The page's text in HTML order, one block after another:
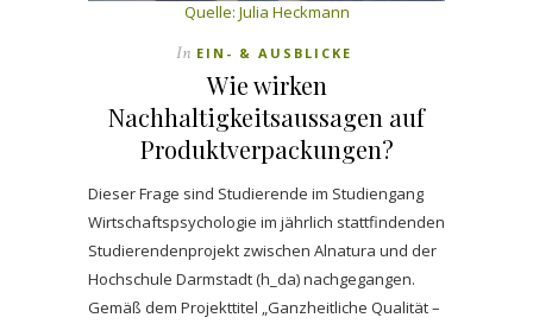
Quelle: Julia Heckmann
In EIN- & AUSBLICKE
Wie wirken
Nachhaltigkeitsaussagen auf
Produktverpackungen?
Dieser Frage sind Studierende im Studiengang
Wirtschaftspsychologie im jährlich stattfindenden
Studierendenprojekt zwischen Alnatura und der
Hochschule Darmstadt (h_da) nachgegangen.
Gemäß dem Projekttitel „Ganzheitliche Qualität –